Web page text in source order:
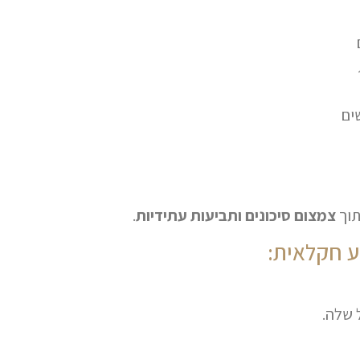
צמצום סיכונים ותביעות עתידיות.
חקלאית:
שלה.